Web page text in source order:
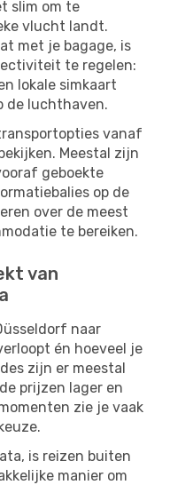
slim om te
vlucht landt.
met je bagage, is
te regelen:
lokale simkaart
de luchthaven.
vanaf
Meestal zijn
geboekte
op de
over de meest
te bereiken.
van
naar
én hoeveel je
zijn er meestal
prijzen lager en
zie je vaak
is reizen buiten
manier om